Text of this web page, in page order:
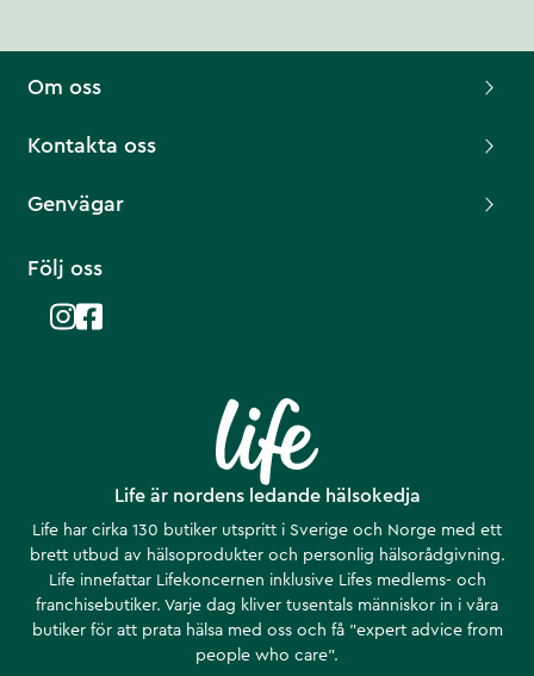
Life är nordens ledande hälsokedja
Life har cirka 130 butiker utspritt i Sverige och Norge med ett
brett utbud av hälsoprodukter och personlig hälsorådgivning.
Life innefattar Lifekoncernen inklusive Lifes medlems- och
franchisebutiker. Varje dag kliver tusentals människor in i våra
butiker för att prata hälsa med oss och få ”expert advice from
people who care”.
Om oss
Kontakta oss
Genvägar
Följ oss